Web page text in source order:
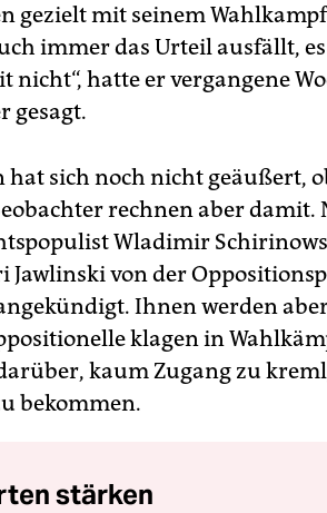
gezielt mit seinem
immer das Urteil ausfällt,
nicht“, hatte er vergangene
gesagt.
sich noch nicht geäußert,
rechnen aber damit.
Wladimir
Jawlinski von der
Ihnen werden
klagen in
kaum Zugang zu
bekommen.
stärken